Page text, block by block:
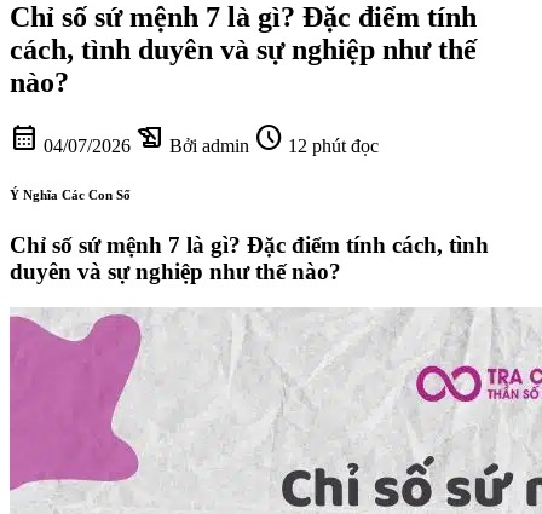
Chỉ số sứ mệnh 7 là gì? Đặc điểm tính
cách, tình duyên và sự nghiệp như thế
nào?
calendar_month 04/07/2026 history_edu Bởi admin schedule 12 phút đọc
Ý Nghĩa Các Con Số
Chỉ số sứ mệnh 7 là gì? Đặc điểm tính cách, tình
duyên và sự nghiệp như thế nào?